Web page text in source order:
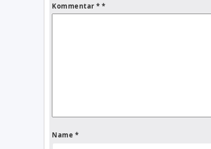
Kommentar *
Name *